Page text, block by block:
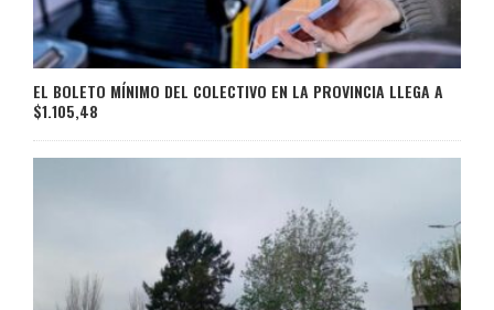
EL BOLETO MÍNIMO DEL COLECTIVO EN LA PROVINCIA LLEGA A
$1.105,48